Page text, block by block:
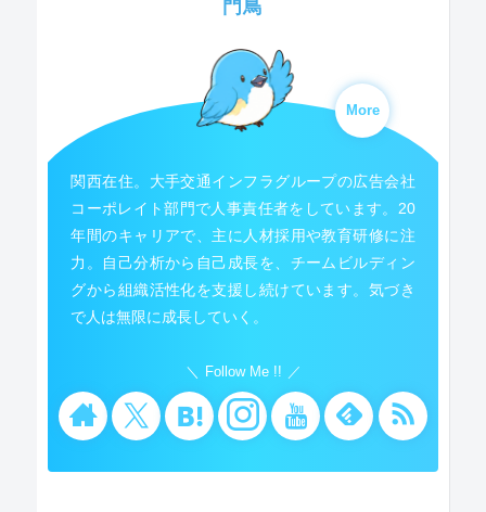
門鳥
More
関西在住。大手交通インフラグループの広告会社
コーポレイト部門で人事責任者をしています。20
年間のキャリアで、主に人材採用や教育研修に注
力。自己分析から自己成長を、チームビルディン
グから組織活性化を支援し続けています。気づき
で人は無限に成長していく。
Follow Me !!